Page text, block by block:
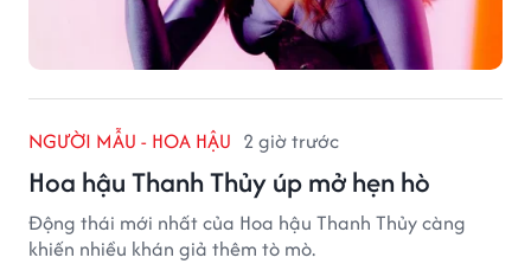
NGƯỜI MẪU - HOA HẬU 2 giờ trước
Hoa hậu Thanh Thủy úp mở hẹn hò
Động thái mới nhất của Hoa hậu Thanh Thủy càng
khiến nhiều khán giả thêm tò mò.